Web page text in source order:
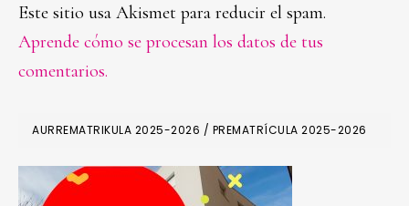
Este sitio usa Akismet para reducir el spam.
Aprende cómo se procesan los datos de tus
comentarios.
PRIMARY
SIDEBAR
AURREMATRIKULA 2025-2026 / PREMATRÍCULA 2025-2026